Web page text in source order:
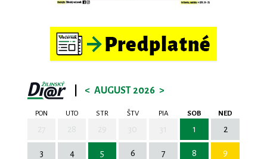
< AUGUST 2026 >
PON UTO STR ŠTV PIA SOB NED
1 2
3 4 5 6 7 8 9